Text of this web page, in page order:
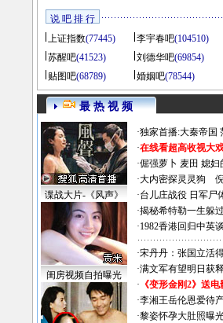
说 吧 排 行
上证指数(77445) 李宇春吧(104510)
苏醒吧(41523) 刘德华吧(69854)
贴图吧(68789) 婚姻吧(78544)
最 热 视 频
谍战大片-《风声》
闺房视频自拍曝光
·独家首播:大秦帝国
·在线看超高收视大
·倔强萝卜 麦田 媳妇
·大内密探灵灵狗
·台儿庄战役 日军尸
·揭秘希特勒一生躲
·1982香港回归中英
·宋丹丹：张国立活
·满文军有望明日获
· 《变形金刚2》送电
·李湘王岳伦恩爱待
·黎姿怀孕大肚照曝